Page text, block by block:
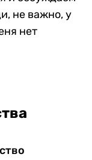
не важно, у
нет